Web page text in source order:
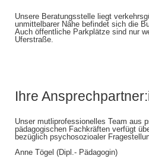
Unsere Beratungsstelle liegt
unmittelbarer Nähe befindet sich die
Auch öffentliche Parkplätze sind nur
Uferstraße.
Ihre
Unser mutliprofessionelles Team aus
pädagogischen Fachkräften verfügt
bezüglich psychosozioaler
Anne Tögel (Dipl.- Pädagogin)